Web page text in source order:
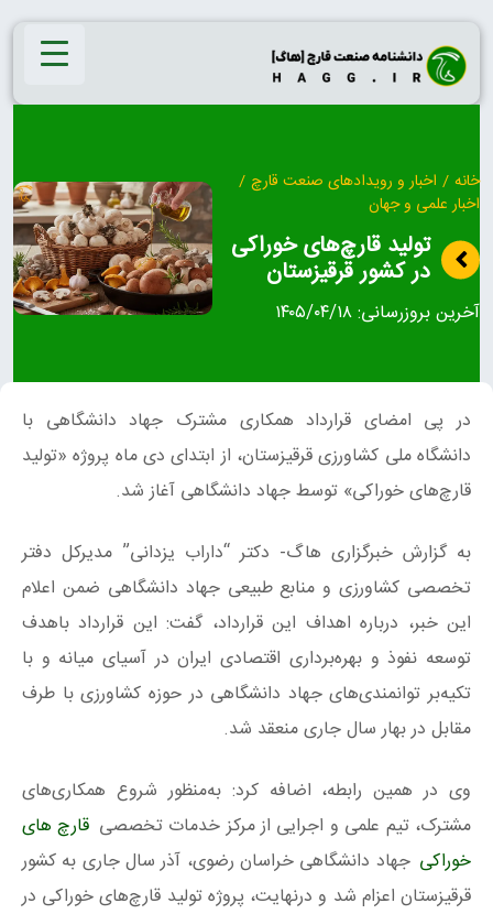
Skip
content
خانه / اخبار و رویدادهای صنعت قارچ /
اخبار علمی و جهان
تولید قارچ‌های خوراکی
در کشور قرقیزستان
آخرین بروزرسانی:۱۴۰۵/۰۴/۱۸
در پی امضای قرارداد همکاری مشترک جهاد دانشگاهی با
دانشگاه ملی کشاورزی قرقیزستان، از ابتدای دی‌ ماه پروژه «تولید
قارچ‌های خوراکی» توسط جهاد دانشگاهی آغاز شد.
به گزارش خبرگزاری هاگ- دکتر “داراب یزدانی” مدیرکل دفتر
تخصصی کشاورزی و منابع طبیعی جهاد دانشگاهی ضمن اعلام
این خبر، درباره اهداف این قرارداد، گفت: این قرارداد باهدف
توسعه نفوذ و بهره‌برداری اقتصادی ایران در آسیای میانه و با
تکیه‌بر توانمندی‌های جهاد دانشگاهی در حوزه کشاورزی با طرف
مقابل در بهار سال جاری منعقد شد.
وی در همین رابطه، اضافه کرد: به‌منظور شروع همکاری‌های
مشترک، تیم علمی و اجرایی از مرکز خدمات تخصصی قارچ‌ های
خوراکی جهاد دانشگاهی خراسان رضوی، آذر سال جاری به کشور
قرقیزستان اعزام شد و درنهایت، پروژه تولید قارچ‌های خوراکی در